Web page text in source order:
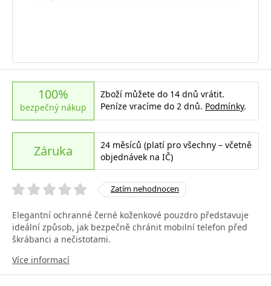
100%
bezpečný nákup
Zboží můžete do 14 dnů vrátit.
Peníze vracíme do 2 dnů. Podmínky.
Záruka
24 měsíců (platí pro všechny – včetně
objednávek na IČ)
Zatím nehodnocen
Elegantní ochranné černé koženkové pouzdro představuje
ideální způsob, jak bezpečně chránit mobilní telefon před
škrábanci a nečistotami.
Více informací